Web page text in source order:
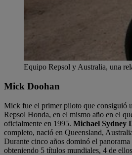
Equipo Repsol y Australia, una
Mick Doohan
Mick fue el primer piloto que consiguió
Repsol Honda, en el mismo año en el
oficialmente en 1995. Michael Sydney
completo, nació en Queensland,
Durante cinco años dominó el
obteniendo 5 títulos mundiales, 4 de